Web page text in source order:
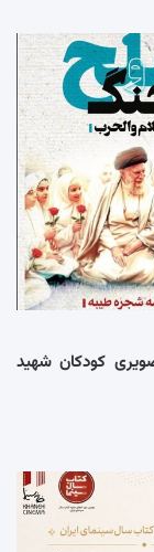
کودکان شهید